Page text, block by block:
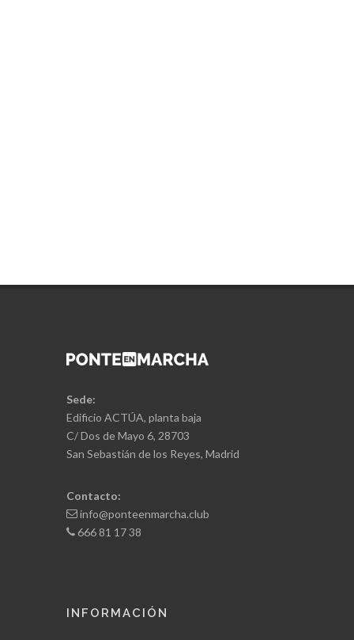
Edificio ACTÚA, planta baja
C/ Dos de Mayo 6, 28703
San Sebastián de los Reyes, Madrid
info@ponteenmarcha.club
666 81 17 38